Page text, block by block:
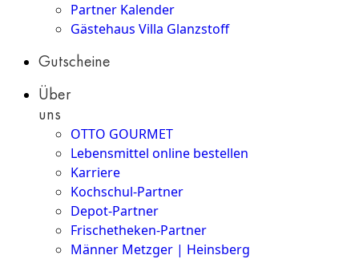
Partner Kalender
Gästehaus Villa Glanzstoff
Gutscheine
Über
uns
OTTO GOURMET
Lebensmittel online bestellen
Karriere
Kochschul-Partner
Depot-Partner
Frischetheken-Partner
Männer Metzger | Heinsberg